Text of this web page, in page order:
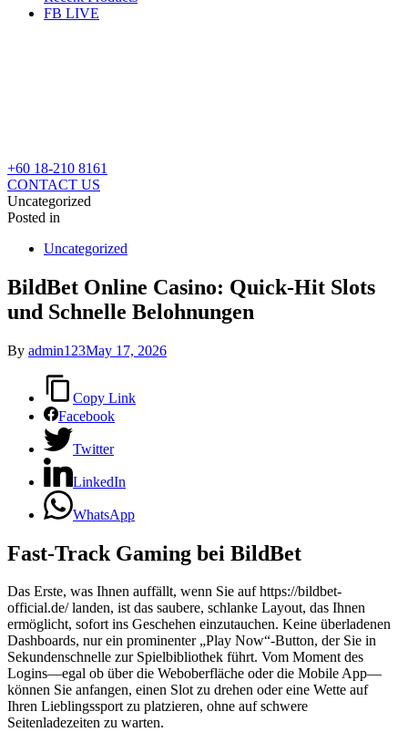
FB LIVE
+60 18-210 8161
CONTACT US
Uncategorized
Posted in
Uncategorized
BildBet Online Casino: Quick‑Hit Slots
und Schnelle Belohnungen
By admin123May 17, 2026
Copy Link
Facebook
Twitter
LinkedIn
WhatsApp
Fast‑Track Gaming bei BildBet
Das Erste, was Ihnen auffällt, wenn Sie auf https://bildbet-
official.de/ landen, ist das saubere, schlanke Layout, das Ihnen
ermöglicht, sofort ins Geschehen einzutauchen. Keine überladenen
Dashboards, nur ein prominenter „Play Now“-Button, der Sie in
Sekundenschnelle zur Spielbibliothek führt. Vom Moment des
Logins—egal ob über die Weboberfläche oder die Mobile App—
können Sie anfangen, einen Slot zu drehen oder eine Wette auf
Ihren Lieblingssport zu platzieren, ohne auf schwere
Seitenladezeiten zu warten.